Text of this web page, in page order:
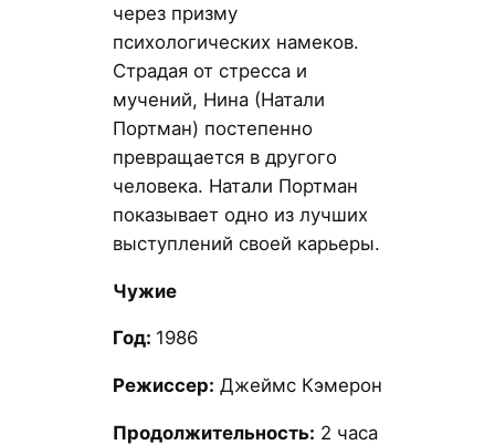
через призму
психологических намеков.
Страдая от стресса и
мучений, Нина (Натали
Портман) постепенно
превращается в другого
человека. Натали Портман
показывает одно из лучших
выступлений своей карьеры.
Чужие
Год: 1986
Режиссер: Джеймс Кэмерон
Продолжительность: 2 часа